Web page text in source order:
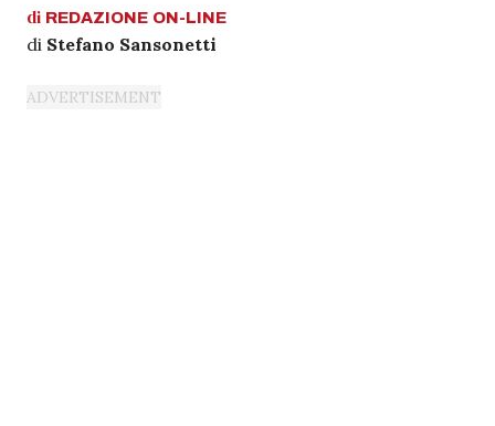
di REDAZIONE ON-LINE
di Stefano Sansonetti